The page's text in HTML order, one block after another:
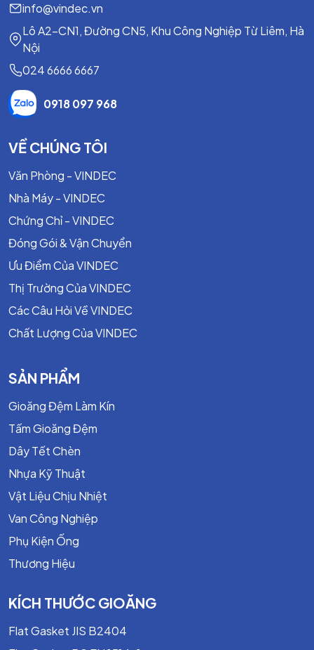
info@vindec.vn
Lô A2-CN1, Đường CN5, Khu Công Nghiệp Từ Liêm, Hà
Nội
024 6666 6667
0918 097 968
VỀ CHÚNG TÔI
Văn Phòng - VINDEC
Nhà Máy - VINDEC
Chứng Chỉ - VINDEC
Đóng Gói & Vận Chuyển
Ưu Điểm Của VINDEC
Thị Trường Của VINDEC
Các Câu Hỏi Về VINDEC
Chất Lượng Của VINDEC
SẢN PHẨM
Gioăng Đệm Làm Kín
Tấm Gioăng Đệm
Dây Tết Chèn
Nhựa Kỹ Thuật
Vật Liệu Chịu Nhiệt
Van Công Nghiệp
Phụ Kiện Ống
Thương Hiệu
KÍCH THƯỚC GIOĂNG
Flat Gasket JIS B2404